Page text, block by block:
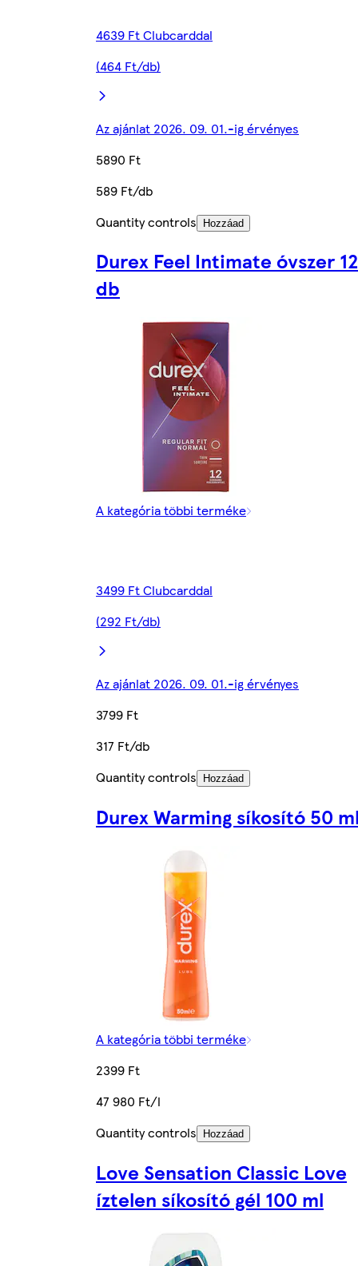
4639 Ft Clubcarddal
(464 Ft/db)
Az ajánlat 2026. 09. 01.-ig érvényes
5890 Ft
589 Ft/db
Quantity controls
Hozzáad
Durex Feel Intimate óvszer 12
db
A kategória többi terméke
3499 Ft Clubcarddal
(292 Ft/db)
Az ajánlat 2026. 09. 01.-ig érvényes
3799 Ft
317 Ft/db
Quantity controls
Hozzáad
Durex Warming síkosító 50
A kategória többi terméke
2399 Ft
47 980 Ft/l
Quantity controls
Hozzáad
Love Sensation Classic Love
íztelen síkosító gél 100 ml